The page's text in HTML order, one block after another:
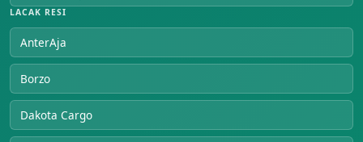
LACAK RESI
AnterAja
Borzo
Dakota Cargo